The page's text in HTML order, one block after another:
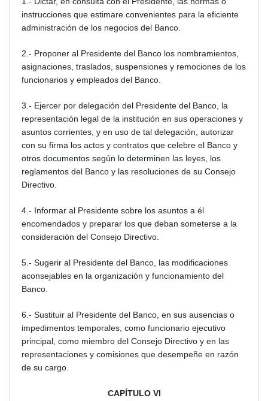
instrucciones que estimare convenientes para la eficiente
administración de los negocios del Banco.
2.- Proponer al Presidente del Banco los nombramientos,
asignaciones, traslados, suspensiones y remociones de los
funcionarios y empleados del Banco.
3.- Ejercer por delegación del Presidente del Banco, la
representación legal de la institución en sus operaciones y
asuntos corrientes, y en uso de tal delegación, autorizar
con su firma los actos y contratos que celebre el Banco y
otros documentos según lo determinen las leyes, los
reglamentos del Banco y las resoluciones de su Consejo
Directivo.
4.- Informar al Presidente sobre los asuntos a él
encomendados y preparar los que deban someterse a la
consideración del Consejo Directivo.
5.- Sugerir al Presidente del Banco, las modificaciones
aconsejables en la organización y funcionamiento del
Banco.
6.- Sustituir al Presidente del Banco, en sus ausencias o
impedimentos temporales, como funcionario ejecutivo
principal, como miembro del Consejo Directivo y en las
representaciones y comisiones que desempeñe en razón
de su cargo.
CAPÍTULO VI